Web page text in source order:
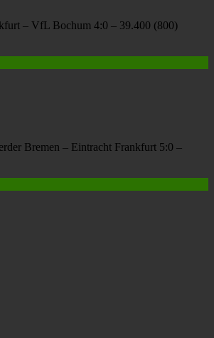
– VfL Bochum 4:0 – 39.400 (800)
Bremen – Eintracht Frankfurt 5:0 –